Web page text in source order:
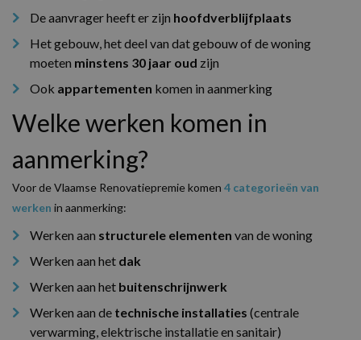
De aanvrager heeft er zijn hoofdverblijfplaats
Het gebouw, het deel van dat gebouw of de woning
moeten minstens 30 jaar oud zijn
Ook appartementen komen in aanmerking
Welke werken komen in
aanmerking?
Voor de Vlaamse Renovatiepremie komen 4 categorieën van
werken in aanmerking:
Werken aan structurele elementen van de woning
Werken aan het dak
Werken aan het buitenschrijnwerk
Werken aan de technische installaties (centrale
verwarming, elektrische installatie en sanitair)